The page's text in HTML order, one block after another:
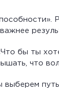
бы ты
что